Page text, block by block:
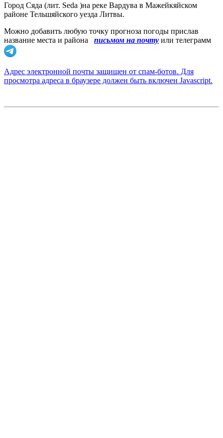
Город Сяда (лит. Seda )на реке Вардува в Мажейкяйском
районе Тельшяйского уезда Литвы.
Можно добавить любую точку прогноза погоды прислав
название места и района
письмом на почту или телеграмм
Адрес электронной почты защищен от спам-ботов. Для
просмотра адреса в браузере должен быть включен Javascript.